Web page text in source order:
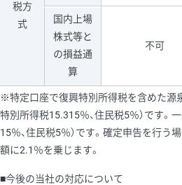
税方
式
国内上場
株式等と
の損益通
算
不可
※特定口座で復興特別所得税を含めた源
特別所得税15.315％、住民税5％）です。
15％、住民税5％）です。確定申告を行う
額に2.1％を乗じます。
■今後の当社の対応について